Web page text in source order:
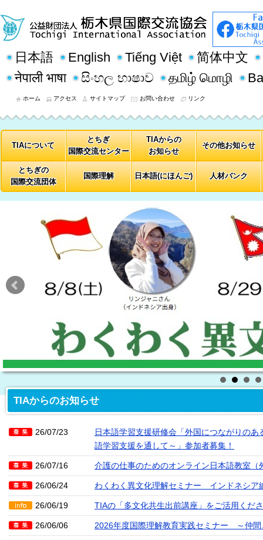
日本語 English Tiếng Việt
简体中文
नेपाली भाषा
සිංහල භාෂාව தமிழ் மொழி
ホーム アクセス サイトマップ お問い合わせ リンク
TIAについて
とちぎ
国際交流センター
TIAからの
お知らせ
その他お知らせ
とちぎの
国際交流団体
国際理解 日本語(にほんご) 人材バンク
TIAからのお知らせ
26/07/23
日本語学習支援研修会「外国につながりの
語学習支援を通して～」参加者募集！
26/07/16 介護の仕事のためのオンライン日本語教室
26/06/24 わくわく異文化理解セミナー インドネシ
26/06/19 TIAの「多文化共生出前講座」をご活用くだ
26/06/06 2026年度国際理解教育実践セミナー ～仲間